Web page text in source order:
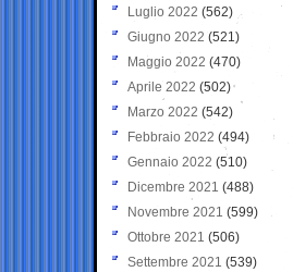
Luglio 2022 (562)
Giugno 2022 (521)
Maggio 2022 (470)
Aprile 2022 (502)
Marzo 2022 (542)
Febbraio 2022 (494)
Gennaio 2022 (510)
Dicembre 2021 (488)
Novembre 2021 (599)
Ottobre 2021 (506)
Settembre 2021 (539)